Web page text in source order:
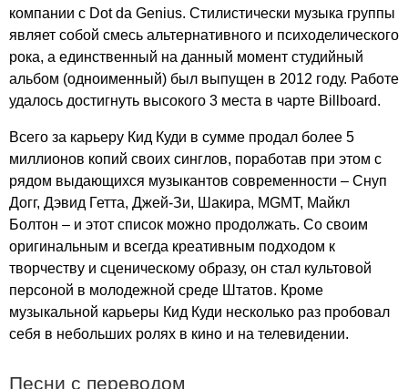
компании с Dot da Genius. Стилистически музыка группы
являет собой смесь альтернативного и психоделического
рока, а единственный на данный момент студийный
альбом (одноименный) был выпущен в 2012 году. Работе
удалось достигнуть высокого 3 места в чарте Billboard.
Всего за карьеру Кид Куди в сумме продал более 5
миллионов копий своих синглов, поработав при этом с
рядом выдающихся музыкантов современности – Снуп
Догг, Дэвид Гетта, Джей-Зи, Шакира, MGMT, Майкл
Болтон – и этот список можно продолжать. Со своим
оригинальным и всегда креативным подходом к
творчеству и сценическому образу, он стал культовой
персоной в молодежной среде Штатов. Кроме
музыкальной карьеры Кид Куди несколько раз пробовал
себя в небольших ролях в кино и на телевидении.
Песни с переводом